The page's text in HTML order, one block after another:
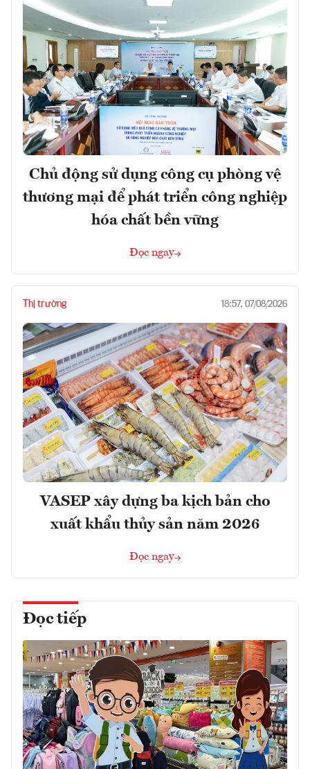
Chủ động sử dụng công cụ phòng vệ
thương mại để phát triển công nghiệp
hóa chất bền vững
Đọc ngay
Thị trường 18:57, 07/08/2026
VASEP xây dựng ba kịch bản cho
xuất khẩu thủy sản năm 2026
Đọc ngay
Đọc tiếp